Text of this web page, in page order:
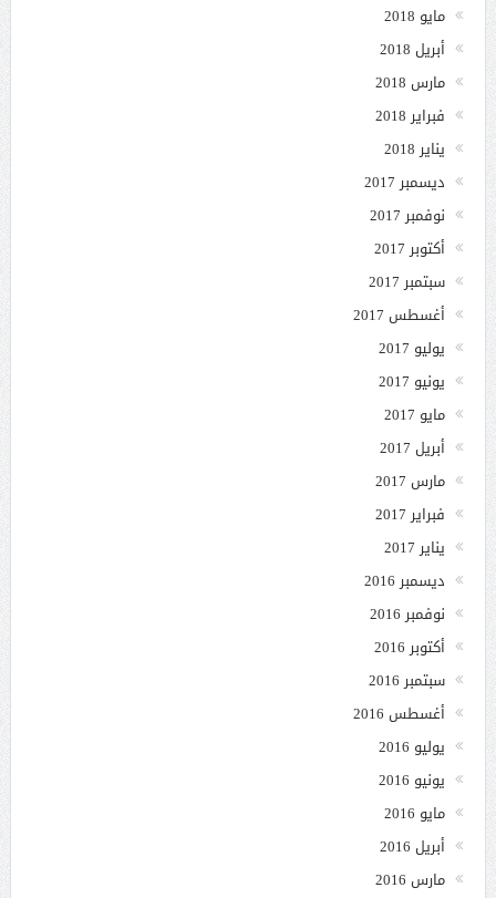
مايو 2018
أبريل 2018
مارس 2018
فبراير 2018
يناير 2018
ديسمبر 2017
نوفمبر 2017
أكتوبر 2017
سبتمبر 2017
أغسطس 2017
يوليو 2017
يونيو 2017
مايو 2017
أبريل 2017
مارس 2017
فبراير 2017
يناير 2017
ديسمبر 2016
نوفمبر 2016
أكتوبر 2016
سبتمبر 2016
أغسطس 2016
يوليو 2016
يونيو 2016
مايو 2016
أبريل 2016
مارس 2016